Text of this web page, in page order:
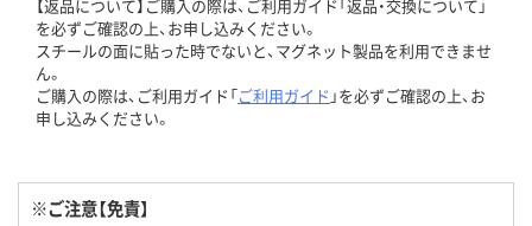
【返品について】ご購入の際は、ご利用ガイド「返品・交換について」
を必ずご確認の上、お申し込みください。
スチールの面に貼った時でないと、マグネット製品を利用できませ
ん。
ご購入の際は、ご利用ガイド「ご利用ガイド 」を必ずご確認の上、お
申し込みください。
※ご注意【免責】